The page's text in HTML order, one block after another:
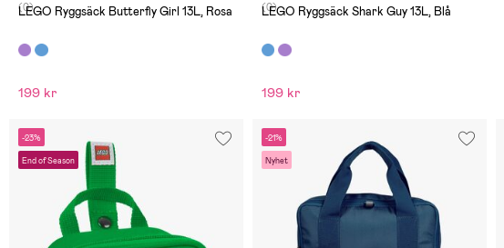
(0)
LEGO Ryggsäck Butterfly Girl 13L, Rosa
199 kr
(0)
LEGO Ryggsäck Shark Guy 13L, Blå
199 kr
-23%
End of Season
-21%
Nyhet